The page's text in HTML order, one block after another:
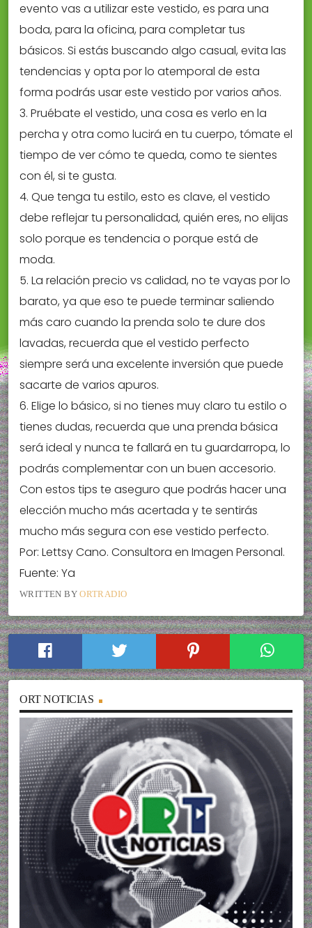
evento vas a utilizar este vestido, es para una
boda, para la oficina, para completar tus
básicos. Si estás buscando algo casual, evita las
tendencias y opta por lo atemporal de esta
forma podrás usar este vestido por varios años.
3. Pruébate el vestido, una cosa es verlo en la
percha y otra como lucirá en tu cuerpo, tómate el
tiempo de ver cómo te queda, como te sientes
con él, si te gusta.
4. Que tenga tu estilo, esto es clave, el vestido
debe reflejar tu personalidad, quién eres, no elijas
solo porque es tendencia o porque está de
moda.
5. La relación precio vs calidad, no te vayas por lo
barato, ya que eso te puede terminar saliendo
más caro cuando la prenda solo te dure dos
lavadas, recuerda que el vestido perfecto
siempre será una excelente inversión que puede
sacarte de varios apuros.
6. Elige lo básico, si no tienes muy claro tu estilo o
tienes dudas, recuerda que una prenda básica
será ideal y nunca te fallará en tu guardarropa, lo
podrás complementar con un buen accesorio.
Con estos tips te aseguro que podrás hacer una
elección mucho más acertada y te sentirás
mucho más segura con ese vestido perfecto.
Por: Lettsy Cano. Consultora en Imagen Personal.
Fuente: Ya
WRITTEN BYORTRADIO
ORT NOTICIAS